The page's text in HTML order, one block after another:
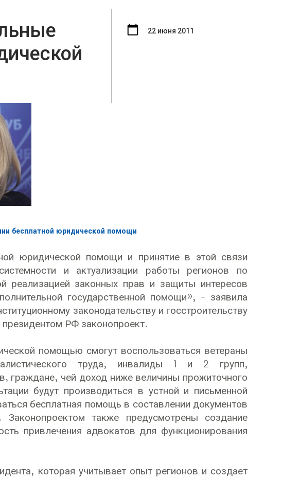
22 июня 2011
бесплатной юридической помощи
юридической помощи и принятие в этой связи
и актуализации работы регионов по
реализацией законных прав и защиты интересов
государственной помощи», - заявила
законодательству и госстроительству
РФ законопроект.
помощью смогут воспользоваться ветераны
труда, инвалиды 1 и 2 групп,
граждане, чей доход ниже величины прожиточного
будут производиться в устной и письменной
бесплатная помощь в составлении документов
также предусмотрены создание
привлечения адвокатов для функционирования
которая учитывает опыт регионов и создает